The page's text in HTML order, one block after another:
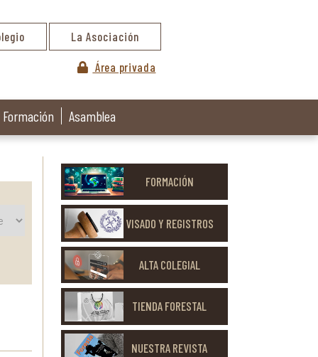
La Asociación
Área privada
Formación Asamblea
FORMACIÓN
VISADO Y REGISTROS
ALTA COLEGIAL
TIENDA FORESTAL
NUESTRA REVISTA